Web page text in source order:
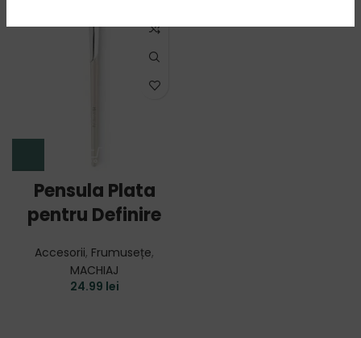
Pensula Plata
pentru Definire
Accesorii, Frumusețe,
MACHIAJ
24.99 lei